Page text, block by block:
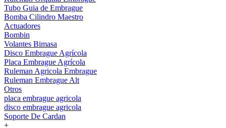
Tubo Guia de Embrague
Bomba Cilindro Maestro
Actuadores
Bombin
Volantes Bimasa
Disco Embrague Agrícola
Placa Embrague Agrícola
Ruleman Agricola Embrague
Ruleman Embrague Alt
Otros
placa embrague agricola
disco embrague agricola
Soporte De Cardan
+